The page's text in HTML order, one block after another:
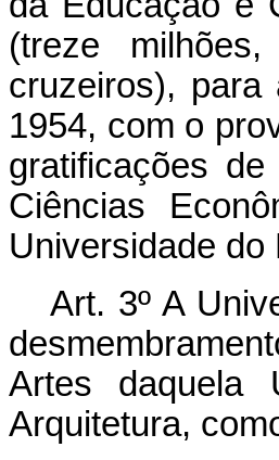
(treze
cruzeiros),
1954, com o
gratificações
Ciências
Universidade do
Art. 3º A
Artes daquela
Arquitetura,